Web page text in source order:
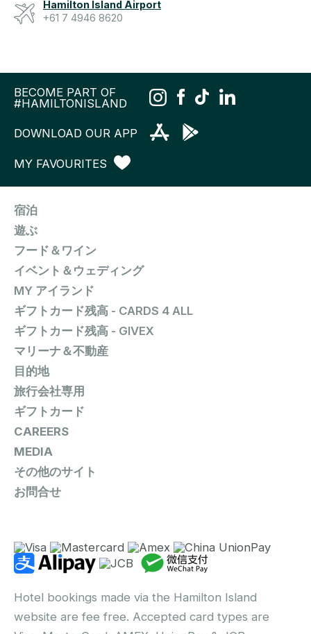
Hamilton Island Airport
+61 7 4946 8620
BECOME PART OF
#HAMILTONISLAND
DOWNLOAD OUR APP
MY FAVOURITES
宿泊
遊ぶ
フード＆ワイン
イベント＆ウェディング
MY アイランド
ギフトカード残高 - CARDS 4 ALL
ギフトカード残高 - GIVEX
マリーナ＆不動産
目的地
旅行会社専用
ギフトカード
CAREERS
MEDIA
その他のサイト
お問合せ
Hotel bookings made via the Hamilton Island
website are fee free. Accepted card types are